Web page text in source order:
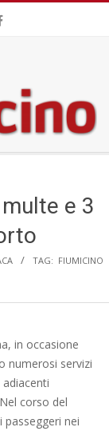
e 3
TAG: FIUMICINO
in occasione
numerosi servizi
corso del
nei